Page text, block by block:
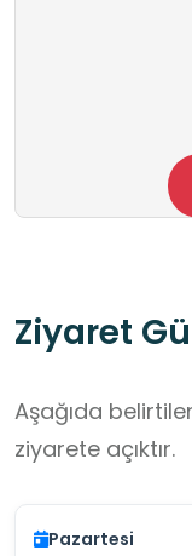
Ziyaret
Aşağıda
ziyarete açıktır.
Pazartesi